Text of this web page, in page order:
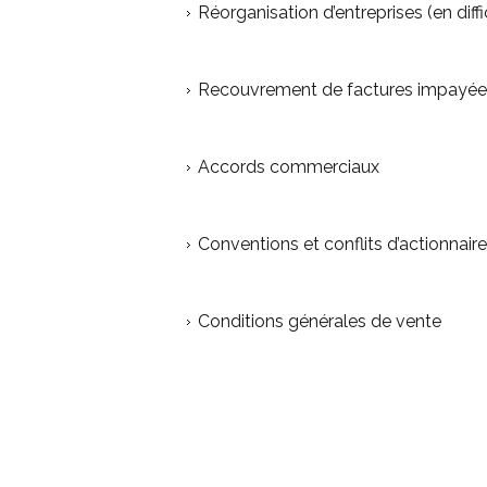
Réorganisation d’entreprises (en
Recouvrement de factures
Accords commerciaux
Conventions et conflits
Conditions générales de vente